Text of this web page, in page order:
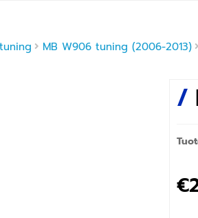
MB W906 tuning (2006-2013)
/
€